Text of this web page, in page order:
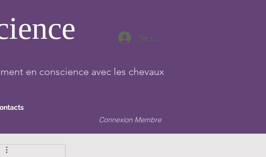
en conscience avec les chevaux
Connexion Membre
Se connecter